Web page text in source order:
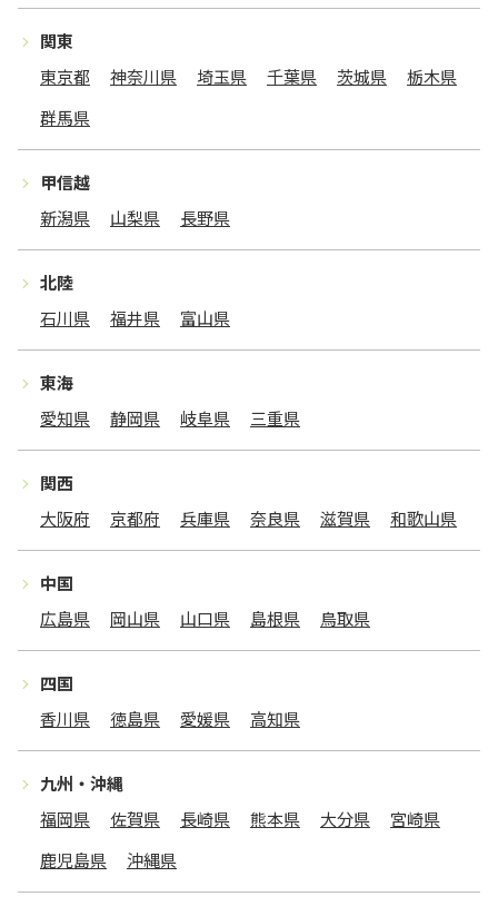
関東
東京都
神奈川県 埼玉県 千葉県 茨城県
栃木県
群馬県
甲信越
新潟県
山梨県 長野県
北陸
石川県
福井県 富山県
東海
愛知県
静岡県 岐阜県 三重県
関西
大阪府
京都府 兵庫県 奈良県 滋賀県 和歌山県
中国
広島県
岡山県 山口県 島根県 鳥取県
四国
香川県
徳島県 愛媛県 高知県
九州・沖縄
福岡県
佐賀県 長崎県 熊本県 大分県
宮崎県
鹿児島県
沖縄県